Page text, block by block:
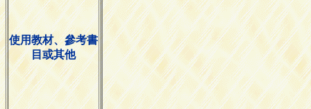
使用教材、參考書
目或其他